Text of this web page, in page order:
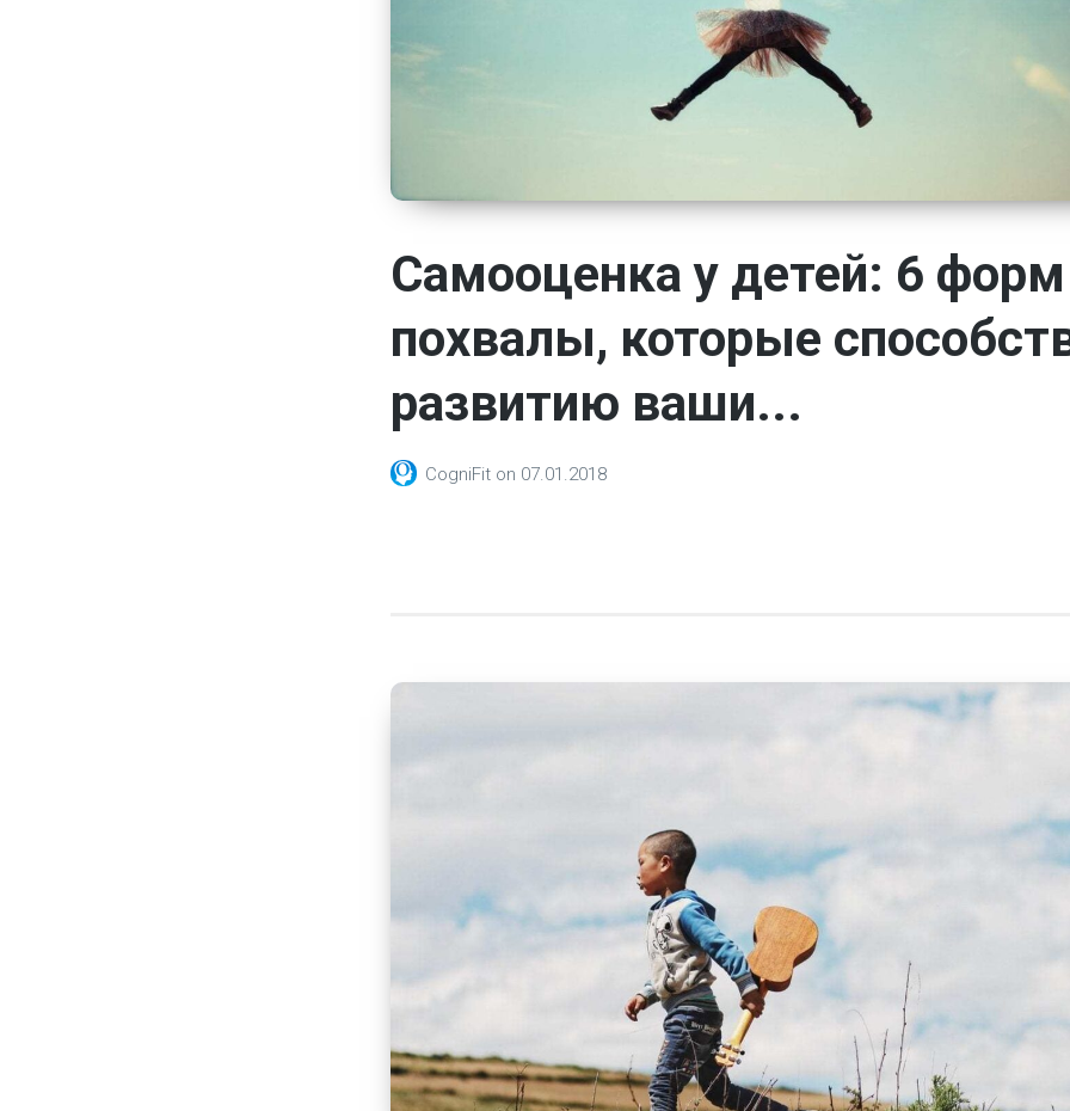
Самооценка у детей: 6 форм
похвалы, которые
развитию ваши...
CogniFit on 07.01.2018